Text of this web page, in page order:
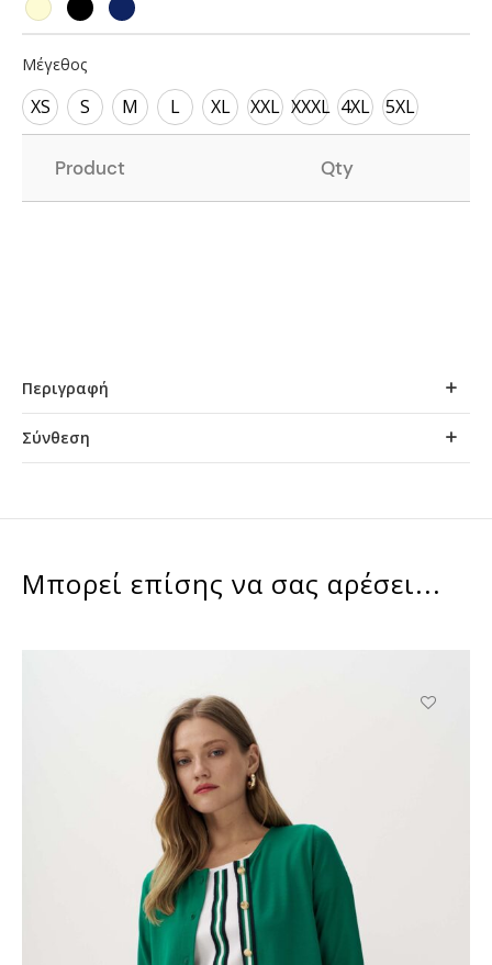
Μέγεθος
XS S M L XL XXL XXXL 4XL 5XL
Product Qty
Περιγραφή
Σύνθεση
Μπορεί επίσης να σας αρέσει...